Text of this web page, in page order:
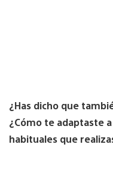
¿Has dicho que
¿Cómo te adaptaste
habituales que